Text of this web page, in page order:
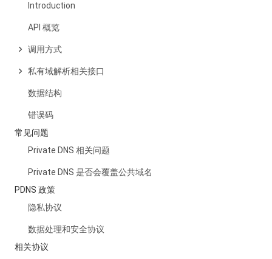
Introduction
API 概览
调用方式
私有域解析相关接口
数据结构
错误码
常见问题
Private DNS 相关问题
Private DNS 是否会覆盖公共域名
PDNS 政策
隐私协议
数据处理和安全协议
相关协议